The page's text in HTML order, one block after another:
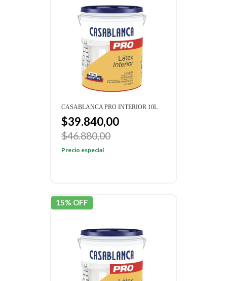
CASABLANCA PRO INTERIOR 10L
$39.840,00
$46.880,00
Precio especial
15% OFF